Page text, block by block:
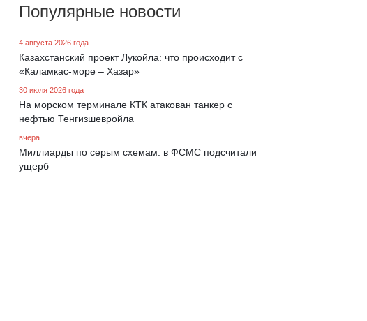
Популярные новости
4 августа 2026 года
Казахстанский проект Лукойла: что происходит с
«Каламкас-море – Хазар»
30 июля 2026 года
На морском терминале КТК атакован танкер с
нефтью Тенгизшевройла
вчера
Миллиарды по серым схемам: в ФСМС подсчитали
ущерб